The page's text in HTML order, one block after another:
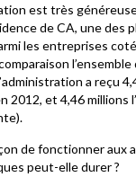
est très
de CA, une des
les entreprises
l’ensemble
a reçu
2012, et 4,46 millions
de fonctionner aux
peut-elle durer ?